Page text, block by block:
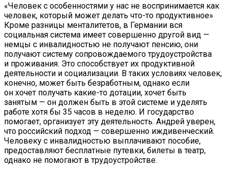
«Человек с особенностями у нас не воспринимается как
человек, который может делать что-то продуктивное»
Кроме разницы менталитетов, в Германии вся
социальная система имеет совершенно другой вид —
немцы с инвалидностью не получают пенсию, они
получают систему сопровождаемого трудоустройства
и проживания. Это способствует их продуктивной
деятельности и социализации. В таких условиях человек,
конечно, может быть безработным, однако если
он хочет получать какие-то дотации, хочет быть
занятым — он должен быть в этой системе и уделять
работе хотя бы 35 часов в неделю. И государство
помогает, организует эту деятельность. Андрей уверен,
что российский подход — совершенно иждивенческий.
Человеку с инвалидностью выплачивают пособие,
предоставляют бесплатные путевки, билеты в театр,
однако не помогают в трудоустройстве.